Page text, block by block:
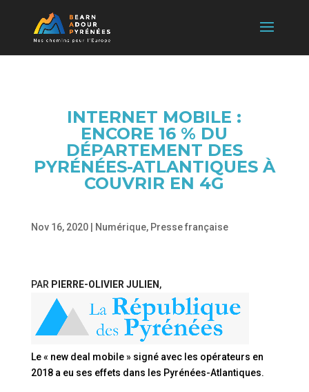
INTERNET MOBILE :
ENCORE 16 % DU
DÉPARTEMENT DES
PYRÉNÉES-ATLANTIQUES À
COUVRIR EN 4G
Nov 16, 2020| Numérique, Presse française
PAR PIERRE-OLIVIER JULIEN ,
Le « new deal mobile » signé avec les opérateurs en
2018 a eu ses effets dans les Pyrénées-Atlantiques.